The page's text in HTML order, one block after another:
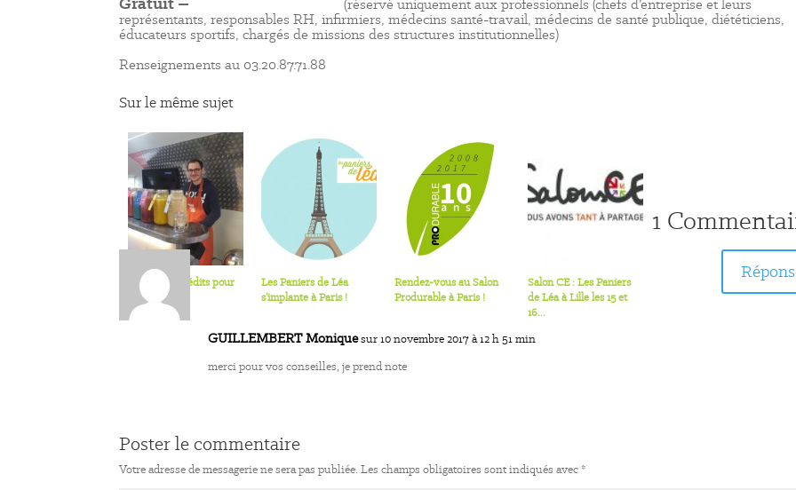
(réservé uniquement aux professionnels (chefs d’entreprise et leurs
représentants, responsables RH, infirmiers, médecins santé-travail, médecins de santé publique, diététiciens,
éducateurs sportifs, chargés de missions des structures institutionnelles)
Renseignements au 03.20.87.71.88
Sur le même sujet
Smoothies inédits pour
Kalenji
Les Paniers de Léa
s’implante à Paris !
Rendez-vous au Salon
Produrable à Paris !
Salon CE : Les Paniers
de Léa à Lille les 15 et
16...
1
GUILLEMBERT Moniquesur 10 novembre 2017 à 12 h 51 min
merci pour vos conseilles, je prend note
Poster le commentaire
Votre adresse de messagerie ne sera pas publiée. Les champs obligatoires sont indiqués avec *